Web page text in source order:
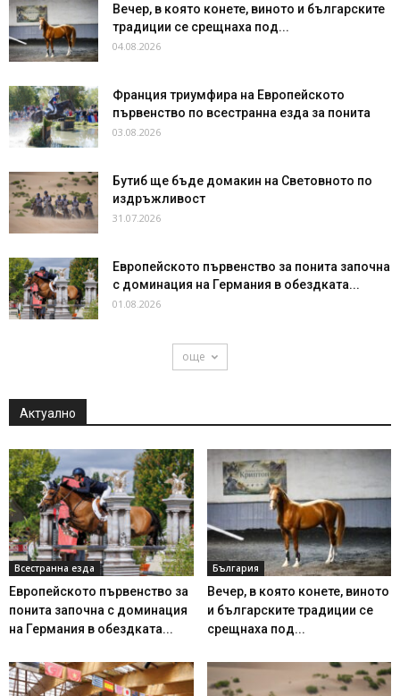
Вечер, в която конете, виното и българските
традиции се срещнаха под...
04.08.2026
Франция триумфира на Европейското
първенство по всестранна езда за понита
03.08.2026
Бутиб ще бъде домакин на Световното по
издръжливост
31.07.2026
Европейското първенство за понита започна
с доминация на Германия в обездката...
01.08.2026
още
Актуално
Всестранна езда
Европейското първенство за
понита започна с доминация
на Германия в обездката...
България
Вечер, в която конете, виното
и българските традиции се
срещнаха под...